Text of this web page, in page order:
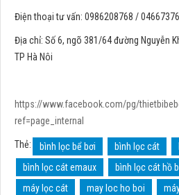
Điện thoại tư vấn: 0986208768 /
Địa chỉ: Số 6, ngõ 381/64 đường Nguyễn
TP Hà Nôi
https://www.facebook.com/pg/
ref=page_internal
Thẻ: bình lọc bể bơi bình lọc cát
bình lọc cát emaux
bình lọc cát hồ
máy lọc cát
may loc ho boi